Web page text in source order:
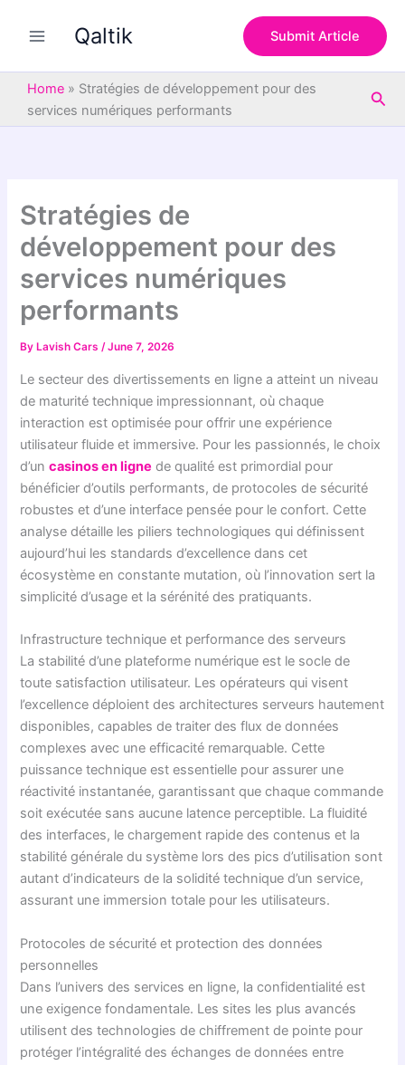
Qaltik Submit Article
Home » Stratégies de développement pour des
services numériques performants
Stratégies de
développement pour des
services numériques
performants
By Lavish Cars/June 7, 2026
Le secteur des divertissements en ligne a atteint un niveau
de maturité technique impressionnant, où chaque
interaction est optimisée pour offrir une expérience
utilisateur fluide et immersive. Pour les passionnés, le choix
d’uncasinos en ligne de qualité est primordial pour
bénéficier d’outils performants, de protocoles de sécurité
robustes et d’une interface pensée pour le confort. Cette
analyse détaille les piliers technologiques qui définissent
aujourd’hui les standards d’excellence dans cet
écosystème en constante mutation, où l’innovation sert la
simplicité d’usage et la sérénité des pratiquants.
Infrastructure technique et performance des serveurs
La stabilité d’une plateforme numérique est le socle de
toute satisfaction utilisateur. Les opérateurs qui visent
l’excellence déploient des architectures serveurs hautement
disponibles, capables de traiter des flux de données
complexes avec une efficacité remarquable. Cette
puissance technique est essentielle pour assurer une
réactivité instantanée, garantissant que chaque commande
soit exécutée sans aucune latence perceptible. La fluidité
des interfaces, le chargement rapide des contenus et la
stabilité générale du système lors des pics d’utilisation sont
autant d’indicateurs de la solidité technique d’un service,
assurant une immersion totale pour les utilisateurs.
Protocoles de sécurité et protection des données
personnelles
Dans l’univers des services en ligne, la confidentialité est
une exigence fondamentale. Les sites les plus avancés
utilisent des technologies de chiffrement de pointe pour
protéger l’intégralité des échanges de données entre